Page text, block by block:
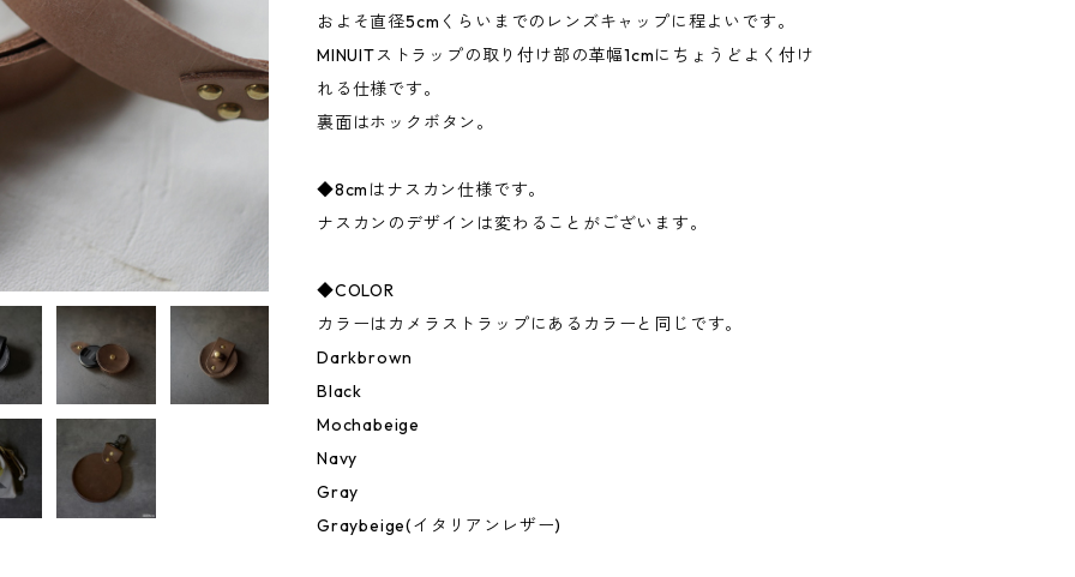
およそ直径5cmくらいまでのレンズキャップに程よいです。
MINUITストラップの取り付け部の革幅1cmにちょうどよく付け
れる仕様です。
裏面はホックボタン。
◆8cmはナスカン仕様です。
ナスカンのデザインは変わることがございます。
◆COLOR
カラーはカメラストラップにあるカラーと同じです。
Darkbrown
Black
Mochabeige
Navy
Gray
Graybeige(イタリアンレザー)